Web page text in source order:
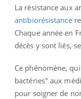
La résistance aux
antibiorésistance
Chaque année en
décès y sont liés,
Ce phénomène,
bactéries" aux
pour soigner de